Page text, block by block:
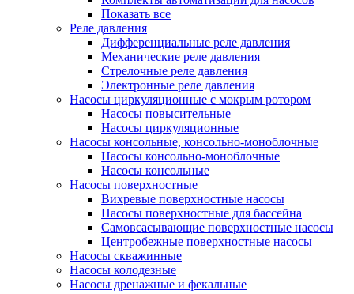
Показать все
Реле давления
Дифференциальные реле давления
Механические реле давления
Стрелочные реле давления
Электронные реле давления
Насосы циркуляционные с мокрым ротором
Насосы повысительные
Насосы циркуляционные
Насосы консольные, консольно-моноблочные
Насосы консольно-моноблочные
Насосы консольные
Насосы поверхностные
Вихревые поверхностные насосы
Насосы поверхностные для бассейна
Самовсасывающие поверхностные насосы
Центробежные поверхностные насосы
Насосы скважинные
Насосы колодезные
Насосы дренажные и фекальные